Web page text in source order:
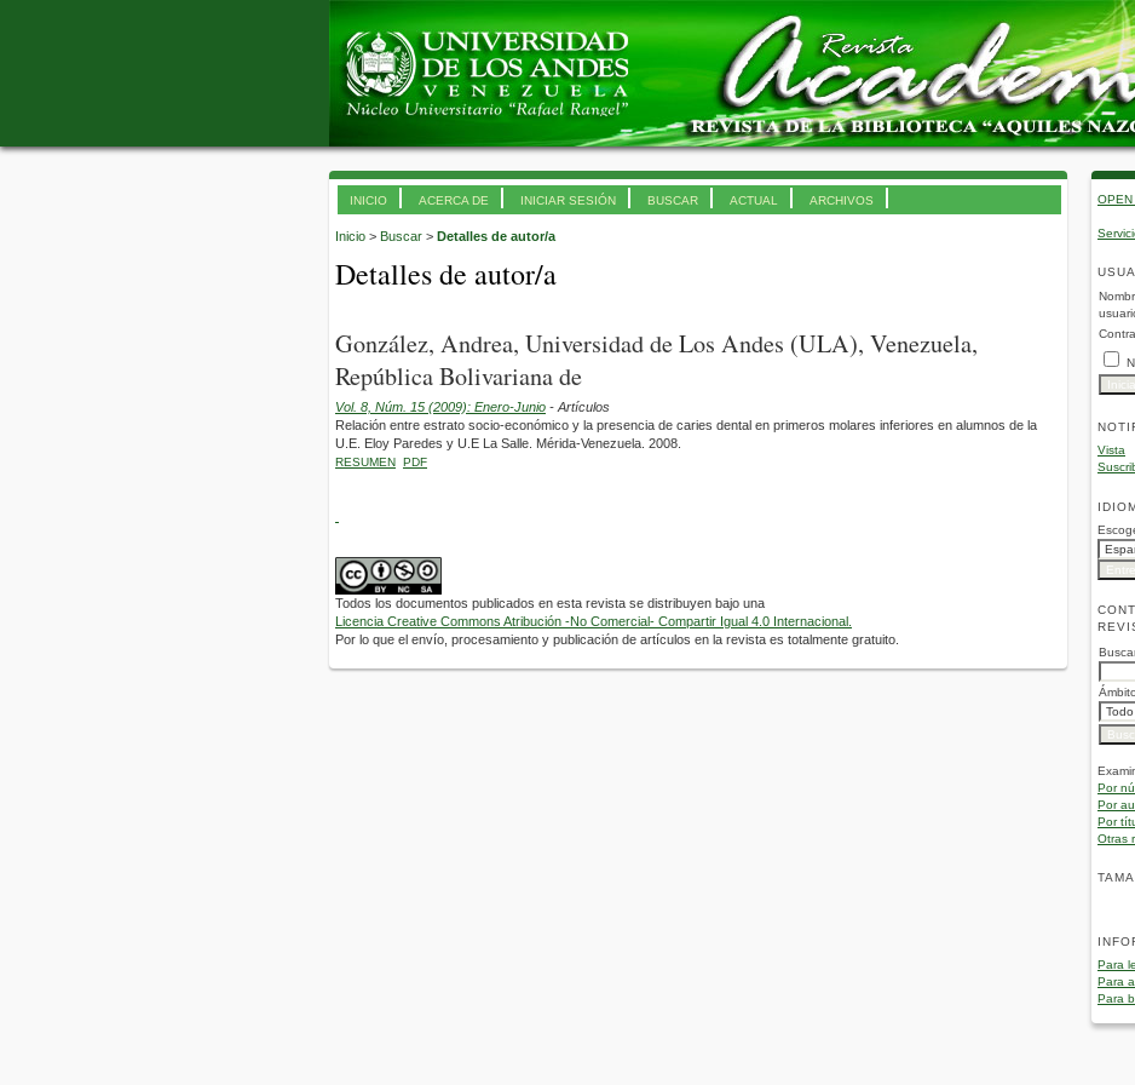
OPEN
Vista
Por
Por
Por
Otras
Para
Para
Para
INICIO ACERCA DE INICIAR SESIÓN BUSCAR ACTUAL ARCHIVOS
Inicio > Buscar > Detalles de autor/a
Detalles de autor/a
González, Andrea, Universidad de Los Andes (ULA), Venezuela,
República Bolivariana de
Vol. 8, Núm. 15 (2009): Enero-Junio - Artículos
Relación entre estrato socio-económico y la presencia de caries dental en primeros molares inferiores en alumnos de la
U.E. Eloy Paredes y U.E La Salle. Mérida-Venezuela. 2008.
RESUMEN PDF
Todos los documentos publicados en esta revista se distribuyen bajo una
Licencia Creative Commons Atribución -No Comercial- Compartir Igual 4.0 Internacional.
Por lo que el envío, procesamiento y publicación de artículos en la revista es totalmente gratuito.